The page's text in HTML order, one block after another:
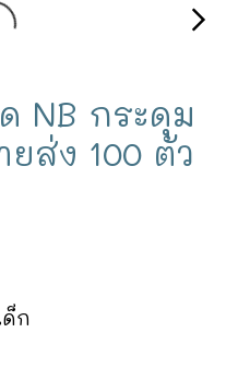
NB กระดุม
ส่ง 100 ตัว
ด็ก